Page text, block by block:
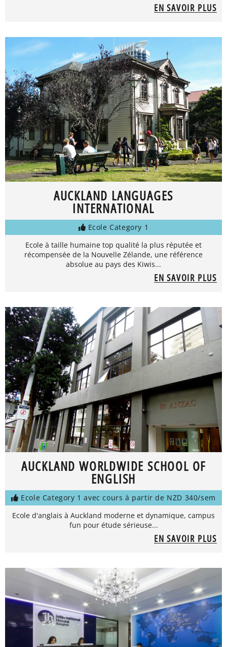
EN SAVOIR PLUS
AUCKLAND LANGUAGES
INTERNATIONAL
Ecole Category 1
Ecole à taille humaine top qualité la plus réputée et
récompensée de la Nouvelle Zélande, une référence
absolue au pays des Kiwis...
EN SAVOIR PLUS
AUCKLAND WORLDWIDE SCHOOL OF
ENGLISH
Ecole Category 1 avec cours à partir de NZD 340/sem
Ecole d'anglais à Auckland moderne et dynamique, campus
fun pour étude sérieuse...
EN SAVOIR PLUS